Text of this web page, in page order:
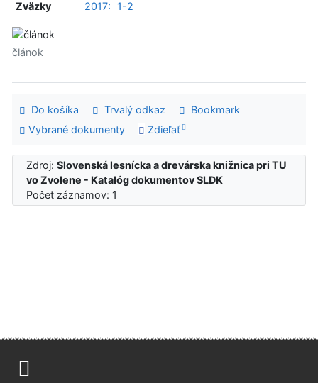
Zväzky
2017: 1-2
článok
Do košíka Trvalý odkaz
Bookmark
Vybrané dokumenty
Zdieľať
Zdroj:Slovenská lesnícka a drevárska knižnica pri TU
vo Zvolene - Katalóg dokumentov SLDK
Počet záznamov: 1